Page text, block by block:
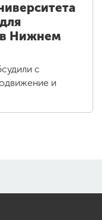
в Нижнем
с
и